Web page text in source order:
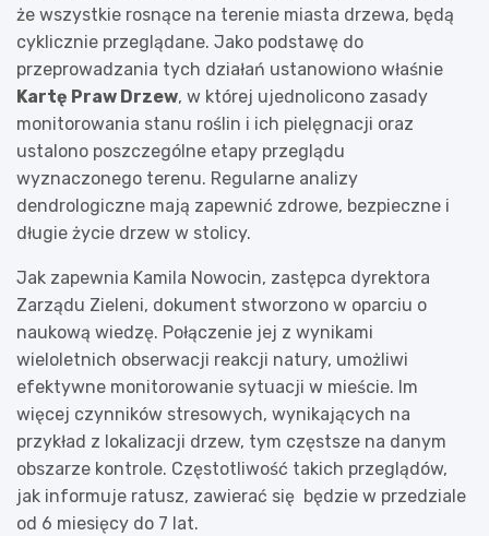
że wszystkie rosnące na terenie miasta drzewa, będą
cyklicznie przeglądane. Jako podstawę do
przeprowadzania tych działań ustanowiono właśnie
Kartę Praw Drzew, w której ujednolicono zasady
monitorowania stanu roślin i ich pielęgnacji oraz
ustalono poszczególne etapy przeglądu
wyznaczonego terenu. Regularne analizy
dendrologiczne mają zapewnić zdrowe, bezpieczne i
długie życie drzew w stolicy.
Jak zapewnia Kamila Nowocin, zastępca dyrektora
Zarządu Zieleni, dokument stworzono w oparciu o
naukową wiedzę. Połączenie jej z wynikami
wieloletnich obserwacji reakcji natury, umożliwi
efektywne monitorowanie sytuacji w mieście. Im
więcej czynników stresowych, wynikających na
przykład z lokalizacji drzew, tym częstsze na danym
obszarze kontrole. Częstotliwość takich przeglądów,
jak informuje ratusz, zawierać się będzie w przedziale
od 6 miesięcy do 7 lat.